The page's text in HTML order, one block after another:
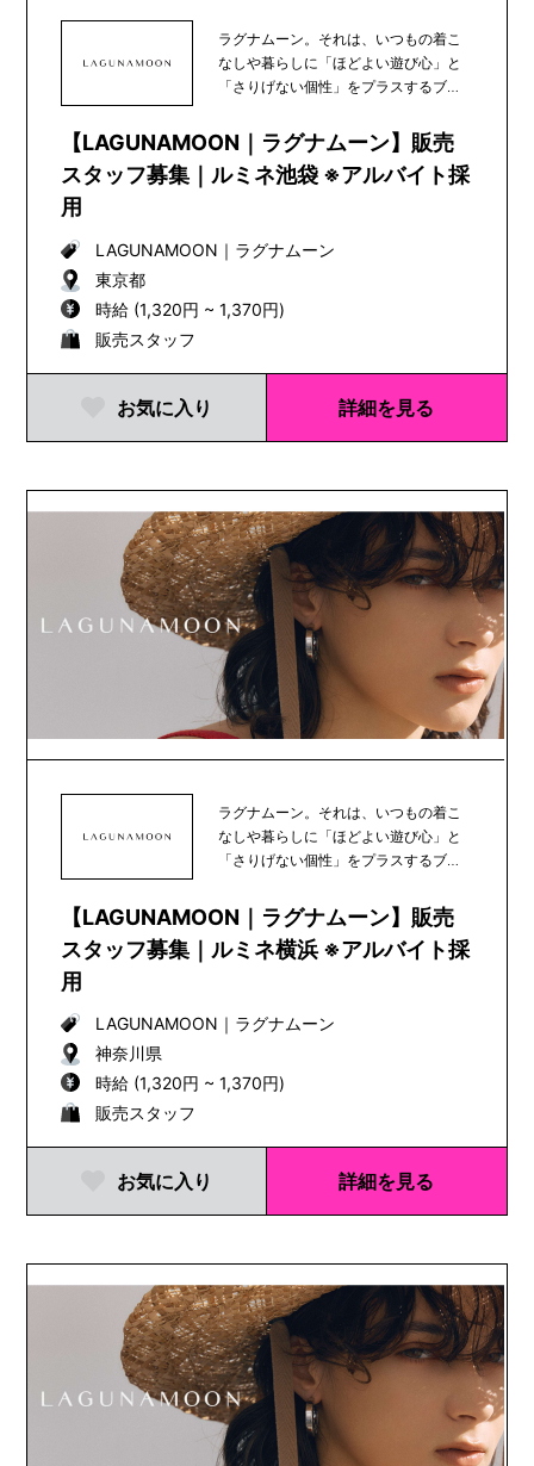
ラグナムーン。それは、いつもの着こ
なしや暮らしに「ほどよい遊び心」と
「さりげない個性」をプラスするブラ
【LAGUNAMOON｜ラグナムーン】販売
スタッフ募集｜ルミネ池袋 ※アルバイト採
用
LAGUNAMOON ｜ ラグナムーン
東京都
時給 (1,320円 ~ 1,370円)
販売スタッフ
お気に入り 詳細を見る
ラグナムーン。それは、いつもの着こ
なしや暮らしに「ほどよい遊び心」と
「さりげない個性」をプラスするブラ
【LAGUNAMOON｜ラグナムーン】販売
スタッフ募集｜ルミネ横浜 ※アルバイト採
用
LAGUNAMOON ｜ ラグナムーン
神奈川県
時給 (1,320円 ~ 1,370円)
販売スタッフ
お気に入り 詳細を見る